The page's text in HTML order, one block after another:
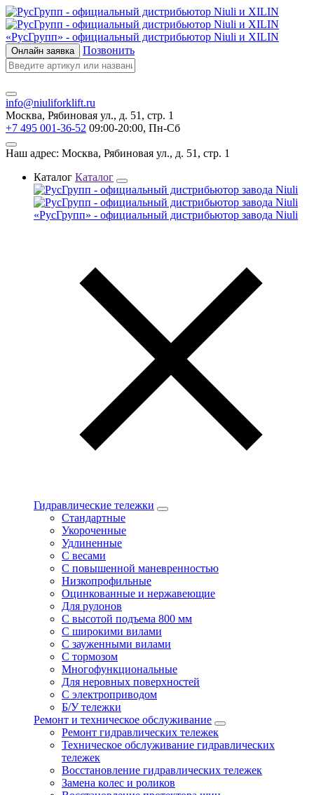
«РусГрупп» - официальный диcтрибьютор Niuli и XILIN
Онлайн заявка Позвонить
info@niuliforklift.ru
Москва, Рябиновая ул., д. 51, стр. 1
+7 495 001-36-52 09:00-20:00, Пн-Сб
Наш адрес: Москва, Рябиновая ул., д. 51, стр. 1
Каталог Каталог
«РусГрупп» - официальный диcтрибьютор завода Niuli
Гидравлические тележки
Стандартные
Укороченные
Удлиненные
С весами
С повышенной маневренностью
Низкопрофильные
Оцинкованные и нержавеющие
Для рулонов
С высотой подъема 800 мм
С широкими вилами
С зауженными вилами
С тормозом
Многофункциональные
Для неровных поверхностей
С электроприводом
Б/У тележки
Ремонт и техническое обслуживание
Ремонт гидравлических тележек
Техническое обслуживание гидравлических
тележек
Восстановление гидравлических тележек
Замена колес и роликов